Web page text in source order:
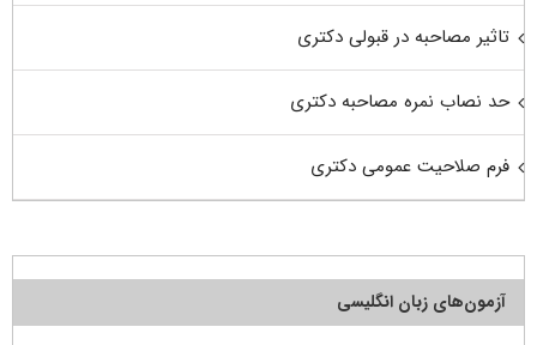
تاثیر مصاحبه در قبولی دکتری
حد نصاب نمره مصاحبه دکتری
فرم صلاحیت عمومی دکتری
آزمون‌های زبان انگلیسی